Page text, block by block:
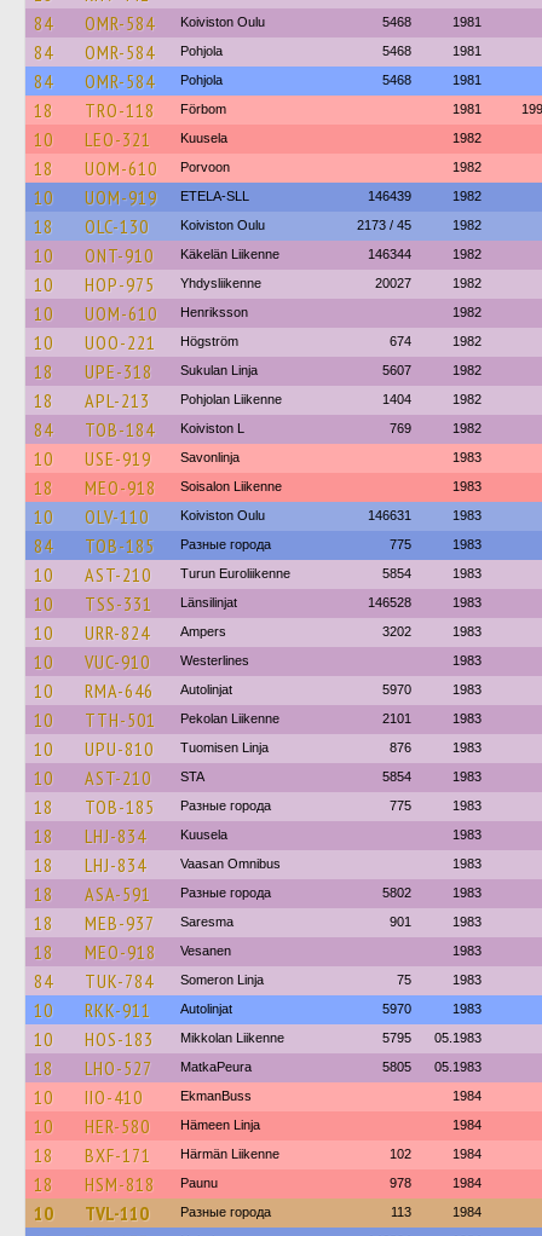
84 OMR-584 Koiviston Oulu 5468 1981
84 OMR-584 Pohjola 5468 1981
84 OMR-584 Pohjola 5468 1981
18 TRO-118 Förbom 1981
10 LEO-321 Kuusela 1982
18 UOM-610 Porvoon 1982
10 UOM-919 ETELA-SLL 146439 1982
18 OLC-130 Koiviston Oulu 2173 / 45 1982
10 ONT-910 Käkelän Liikenne 146344 1982
10 HOP-975 Yhdysliikenne 20027 1982
10 UOM-610 Henriksson 1982
10 UOO-221 Högström 674 1982
18 UPE-318 Sukulan Linja 5607 1982
18 APL-213 Pohjolan Liikenne 1404 1982
84 TOB-184 Koiviston L 769 1982
10 USE-919 Savonlinja 1983
18 MEO-918 Soisalon Liikenne 1983
10 OLV-110 Koiviston Oulu 146631 1983
84 TOB-185 Разные города 775 1983
10 AST-210 Turun Euroliikenne 5854 1983
10 TSS-331 Länsilinjat 146528 1983
10 URR-824 Ampers 3202 1983
10 VUC-910 Westerlines 1983
10 RMA-646 Autolinjat 5970 1983
10 TTH-501 Pekolan Liikenne 2101 1983
10 UPU-810 Tuomisen Linja 876 1983
10 AST-210 STA 5854 1983
18 TOB-185 Разные города 775 1983
18 LHJ-834 Kuusela 1983
18 LHJ-834 Vaasan Omnibus 1983
18 ASA-591 Разные города 5802 1983
18 MEB-937 Saresma 901 1983
18 MEO-918 Vesanen 1983
84 TUK-784 Someron Linja 75 1983
10 RKK-911 Autolinjat 5970 1983
10 HOS-183 Mikkolan Liikenne 5795 05.1983
18 LHO-527 MatkaPeura 5805 05.1983
10 IIO-410 EkmanBuss 1984
10 HER-580 Hämeen Linja 1984
18 BXF-171 Härmän Liikenne 102 1984
18 HSM-818 Paunu 978 1984
10 TVL-110 Разные города 113 1984